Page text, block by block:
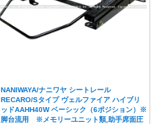
NANIWAYA/ナニワヤ シートレール
RECARO/Sタイプ ヴェルファイア ハイブリ
ッドAAHH40W ベーシック（6ポジション）※
脚台流用 ※メモリーユニット類,助手席面圧